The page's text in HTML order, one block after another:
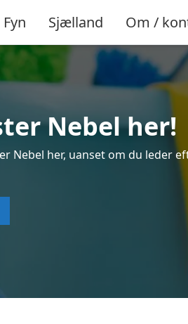
Fyn Sjælland Om /
Nebel her!
Nebel her, uanset om du leder